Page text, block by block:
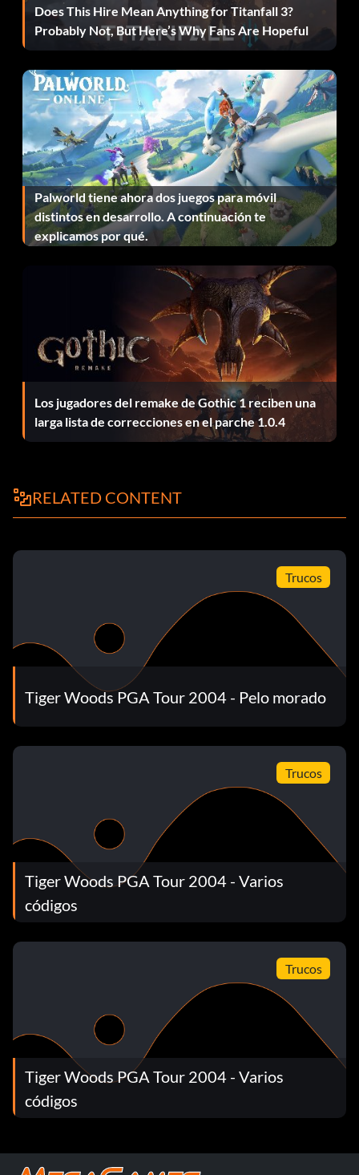
Esto también funciona si tienes datos guardados de
cualquier otro juego de EA Def Jam Vendetta, ECT
RITMO DE JUEGO
Tiger Woods PGA Tour 2004 gira en torno a ganar dinero.
Todos los modos de juego que juegues, a excepción de
Práctica, te harán ganar dinero, y al finalizar cada ronda te
llevarán de vuelta a la tienda profesional. Si no estás
seguro de por dónde empezar, prueba el World Tour. La
dificultad aumenta a medida que juegas, pero al aumentar
golf, prueba el modo Temporada del PGA Tour. Aunque
este modo requiere un poco más de tiempo para
progresar, también es el que vale más dinero. Merece la
pena mencionar que cuanto más ganas, más difíciles se
vuelven las pruebas.
Orificios adicionales
dará un modo especial de escenario de tigre de 3 hoyos en
el Sherwood Country Club.
Bosque de payasos
Este truco es genial sólo tienes que escribir clownster
la caja de trucos y mira cómo hace el payaso.
Does This Hire Mean Anything for Titanfall 3?
Probably Not, But Here’s Why Fans Are Hopeful
Palworld tiene ahora dos juegos para móvil
distintos en desarrollo. A continuación te
explicamos por qué.
Los jugadores del remake de Gothic 1 reciben una
larga lista de correcciones en el parche 1.0.4
RELATED CONTENT
Trucos
Tiger Woods PGA Tour 2004 - Pelo morado
Trucos
Tiger Woods PGA Tour 2004 - Varios
códigos
Trucos
Tiger Woods PGA Tour 2004 - Varios
códigos